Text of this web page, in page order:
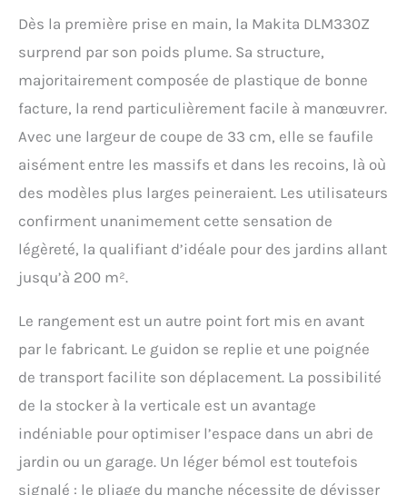
Dès la première prise en main, la Makita DLM330Z
surprend par son poids plume. Sa structure,
majoritairement composée de plastique de bonne
facture, la rend particulièrement facile à manœuvrer.
Avec une largeur de coupe de 33 cm, elle se faufile
aisément entre les massifs et dans les recoins, là où
des modèles plus larges peineraient. Les utilisateurs
confirment unanimement cette sensation de
légèreté, la qualifiant d’idéale pour des jardins allant
jusqu’à 200 m².
Le rangement est un autre point fort mis en avant
par le fabricant. Le guidon se replie et une poignée
de transport facilite son déplacement. La possibilité
de la stocker à la verticale est un avantage
indéniable pour optimiser l’espace dans un abri de
jardin ou un garage. Un léger bémol est toutefois
signalé : le pliage du manche nécessite de dévisser